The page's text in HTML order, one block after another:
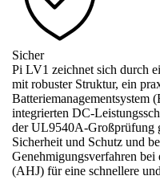
Sicher
Pi LV1 zeichnet sich durch
mit robuster Struktur, ein
Batteriemanagementsystem
integrierten DC-
der UL9540A-Großprüfung
Sicherheit und Schutz und
Genehmigungsverfahren
(AHJ) für eine schnellere